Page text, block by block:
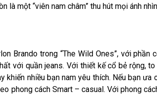
là một “viên nam châm” thu hút mọi ánh
Brando trong “The Wild Ones”, với phần
với quần jeans. Với thiết kế cổ bẻ rộng,
khiến nhiều bạn nam yêu thích. Nếu bạn ưa
phong cách Smart – casual. Với phong